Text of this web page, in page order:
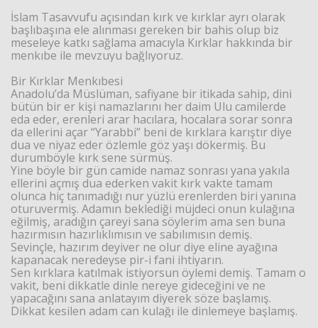
İslam Tasavvufu açısından kırk ve kırklar ayrı olarak
başlıbaşına ele alınması gereken bir bahis olup biz
meseleye katkı sağlama amacıyla Kırklar hakkında bir
menkıbe ile mevzuyu bağlıyoruz.
Bir Kırklar Menkıbesi
Anadolu’da Müslüman, safiyane bir itikada sahip, dini
bütün bir er kişi namazlarını her daim Ulu camilerde
eda eder, erenleri arar hacılara, hocalara sorar sonra
da ellerini açar “Yarabbi” beni de kırklara karıştır diye
dua ve niyaz eder özlemle göz yaşı dökermiş. Bu
durumböyle kırk sene sürmüş.
Yine böyle bir gün camide namaz sonrası yana yakıla
ellerini açmış dua ederken vakit kırk vakte tamam
olunca hiç tanımadığı nur yüzlü erenlerden biri yanına
oturuvermiş. Adamın beklediği müjdeci onun kulağına
eğilmiş, aradığın çareyi sana söylerim ama sen buna
hazırmısın hazırlıklımısın ve sabılımısın demiş.
Sevinçle, hazırım deyiver ne olur diye eline ayağına
kapanacak neredeyse pir-i fani ihtiyarın.
Sen kırklara katılmak istiyorsun öylemi demiş. Tamam o
vakit, beni dikkatle dinle nereye gideceğini ve ne
yapacağını sana anlatayım diyerek söze başlamış.
Dikkat kesilen adam can kulağı ile dinlemeye başlamış.